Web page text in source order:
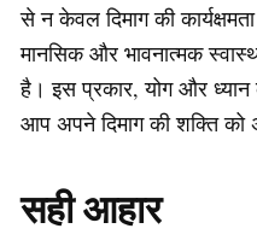
से न केवल दिमाग की
मानसिक और भावनात्मक
है। इस प्रकार, योग और ध्यान
आप अपने दिमाग की शक्ति
सही आहार